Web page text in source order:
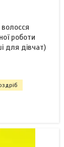
роботи
для дівчат)